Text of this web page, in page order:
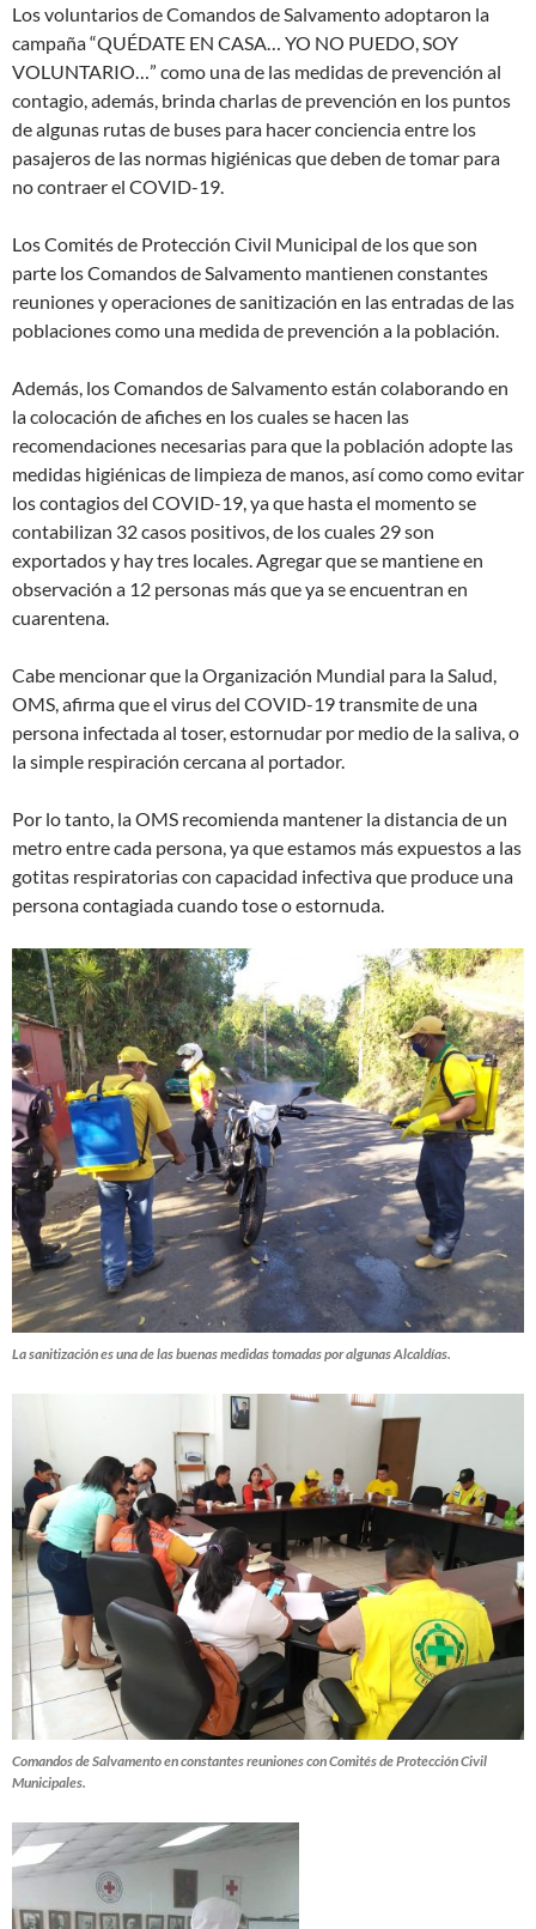
Los voluntarios de Comandos de Salvamento adoptaron la
campaña “QUÉDATE EN CASA… YO NO PUEDO, SOY
VOLUNTARIO…” como una de las medidas de prevención al
contagio, además, brinda charlas de prevención en los puntos
de algunas rutas de buses para hacer conciencia entre los
pasajeros de las normas higiénicas que deben de tomar para
no contraer el COVID-19.
Los Comités de Protección Civil Municipal de los que son
parte los Comandos de Salvamento mantienen constantes
reuniones y operaciones de sanitización en las entradas de las
poblaciones como una medida de prevención a la población.
Además, los Comandos de Salvamento están colaborando en
la colocación de afiches en los cuales se hacen las
recomendaciones necesarias para que la población adopte las
medidas higiénicas de limpieza de manos, así como como evitar
los contagios del COVID-19, ya que hasta el momento se
contabilizan 32 casos positivos, de los cuales 29 son
exportados y hay tres locales. Agregar que se mantiene en
observación a 12 personas más que ya se encuentran en
cuarentena.
Cabe mencionar que la Organización Mundial para la Salud,
OMS, afirma que el virus del COVID-19 transmite de una
persona infectada al toser, estornudar por medio de la saliva, o
la simple respiración cercana al portador.
Por lo tanto, la OMS recomienda mantener la distancia de un
metro entre cada persona, ya que estamos más expuestos a las
gotitas respiratorias con capacidad infectiva que produce una
persona contagiada cuando tose o estornuda.
La sanitización es una de las buenas medidas tomadas por algunas Alcaldías.
Comandos de Salvamento en constantes reuniones con Comités de Protección Civil
Municipales.